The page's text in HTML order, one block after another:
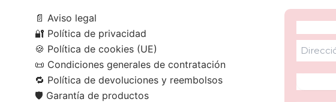
📄 Aviso legal
🔐 Política de privacidad
🍪 Política de cookies (UE)
📜 Condiciones generales de contratación
🔁 Política de devoluciones y reembolsos
🛡️ Garantía de productos